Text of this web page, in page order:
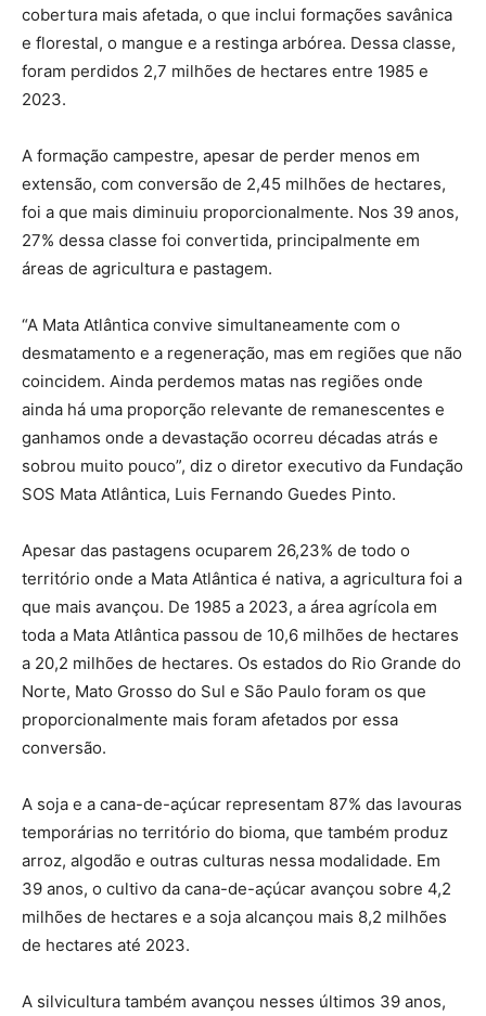
cobertura mais afetada, o que inclui formações savânica
e florestal, o mangue e a restinga arbórea. Dessa classe,
foram perdidos 2,7 milhões de hectares entre 1985 e
2023.
A formação campestre, apesar de perder menos em
extensão, com conversão de 2,45 milhões de hectares,
foi a que mais diminuiu proporcionalmente. Nos 39 anos,
27% dessa classe foi convertida, principalmente em
áreas de agricultura e pastagem.
“A Mata Atlântica convive simultaneamente com o
desmatamento e a regeneração, mas em regiões que não
coincidem. Ainda perdemos matas nas regiões onde
ainda há uma proporção relevante de remanescentes e
ganhamos onde a devastação ocorreu décadas atrás e
sobrou muito pouco”, diz o diretor executivo da Fundação
SOS Mata Atlântica, Luis Fernando Guedes Pinto.
Apesar das pastagens ocuparem 26,23% de todo o
território onde a Mata Atlântica é nativa, a agricultura foi a
que mais avançou. De 1985 a 2023, a área agrícola em
toda a Mata Atlântica passou de 10,6 milhões de hectares
a 20,2 milhões de hectares. Os estados do Rio Grande do
Norte, Mato Grosso do Sul e São Paulo foram os que
proporcionalmente mais foram afetados por essa
conversão.
A soja e a cana-de-açúcar representam 87% das lavouras
temporárias no território do bioma, que também produz
arroz, algodão e outras culturas nessa modalidade. Em
39 anos, o cultivo da cana-de-açúcar avançou sobre 4,2
milhões de hectares e a soja alcançou mais 8,2 milhões
de hectares até 2023.
A silvicultura também avançou nesses últimos 39 anos,